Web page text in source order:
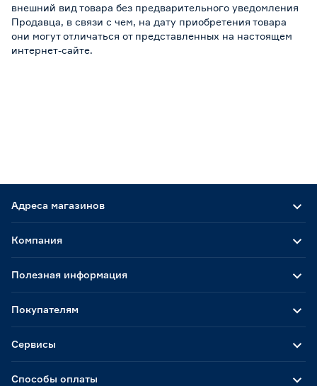
внешний вид товара без предварительного уведомления
Продавца, в связи с чем, на дату приобретения товара
они могут отличаться от представленных на настоящем
интернет-сайте.
Адреса магазинов
Способы оплаты
Компания
Полезная информация
Покупателям
Сервисы